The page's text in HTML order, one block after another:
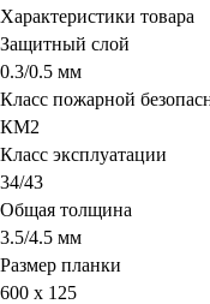
Характеристики товара
Защитный слой
0.3/0.5 мм
Класс пожарной
КМ2
Класс эксплуатации
34/43
Общая толщина
3.5/4.5 мм
Размер планки
600 х 125